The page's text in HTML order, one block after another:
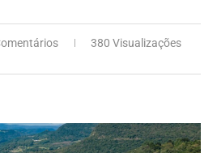
380 Visualizações